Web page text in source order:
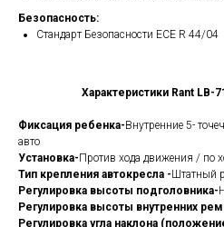
Безопасность:
Стандарт Безопасности ECE R 44/04
Характеристики Rant LB-
Фиксация ребенка-Внутренние 5-
авто
Установка-Против хода движения / по
Тип крепления автокресла -Штатный
Регулировка высоты подголовника-
Регулировка высоты внутренних
Регулировка угла наклона